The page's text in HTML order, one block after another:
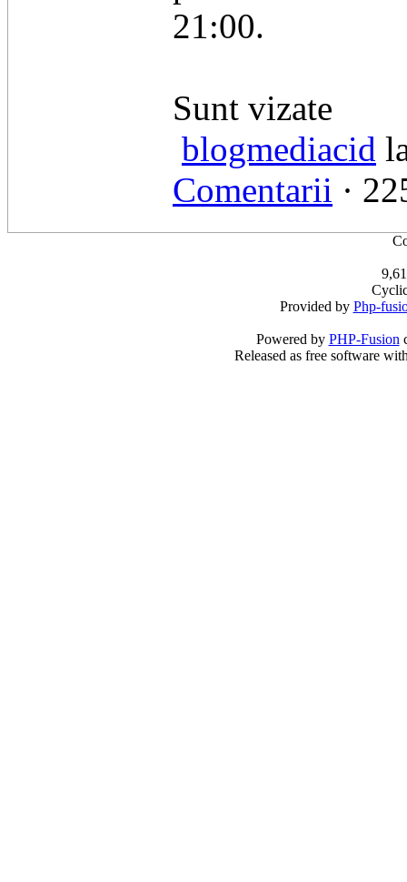
21:00.
​Sunt vizate
blogmediacid
Comentarii ·
Provided by Php-
Powered by PHP-Fusion
Released as free software